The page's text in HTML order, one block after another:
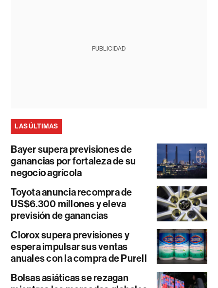
PUBLICIDAD
LAS ÚLTIMAS
Bayer supera previsiones de
ganancias por fortaleza de su
negocio agrícola
Toyota anuncia recompra de
US$6.300 millones y eleva
previsión de ganancias
Clorox supera previsiones y
espera impulsar sus ventas
anuales con la compra de Purell
Bolsas asiáticas se rezagan